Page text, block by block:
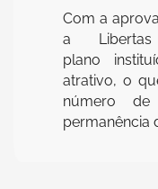
Com a
a
plano
atrativo, o
número
permanência